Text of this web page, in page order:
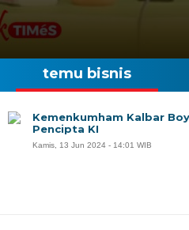
temu bisnis
Kemenkumham Kalbar
Pencipta KI
Kamis, 13 Jun 2024 - 14:01 WIB